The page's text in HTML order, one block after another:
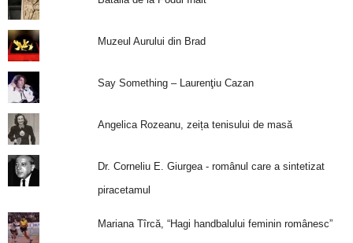
Muzeul Aurului din Brad
Say Something – Laurenţiu Cazan
Angelica Rozeanu, zeița tenisului de masă
Dr. Corneliu E. Giurgea - românul care a sintetizat
piracetamul
Mariana Tîrcă, “Hagi handbalului feminin românesc”